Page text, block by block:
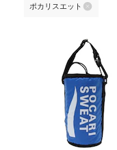
ポカリスエット